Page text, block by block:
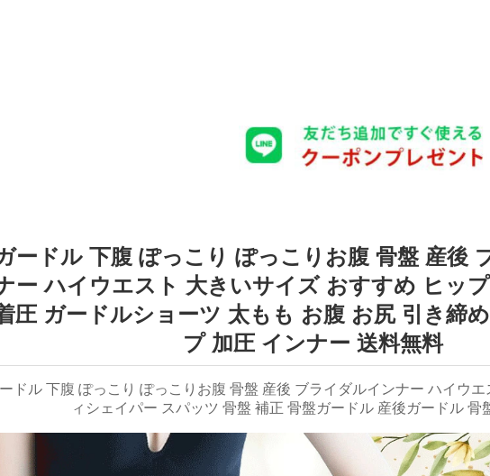
ードル 下腹 ぽっこり ぽっこりお腹 骨盤 産後
ー ハイウエスト 大きいサイズ おすすめ ヒッ
圧 ガードルショーツ 太もも お腹 お尻 引き締
プ 加圧 インナー 送料無料
ドル 下腹 ぽっこり ぽっこりお腹 骨盤 産後 ブライダルインナー ハイウ
ィシェイパー スパッツ 骨盤 補正 骨盤ガードル 産後ガードル 骨